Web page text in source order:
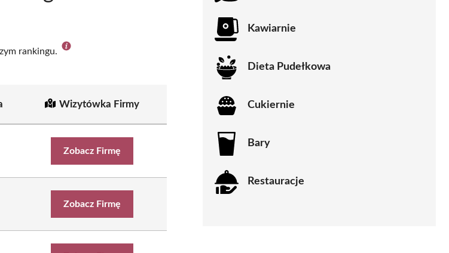
rankingu.
Wizytówka Firmy
Zobacz Firmę
Zobacz Firmę
Kawiarnie
Dieta Pudełkowa
Cukiernie
Bary
Restauracje